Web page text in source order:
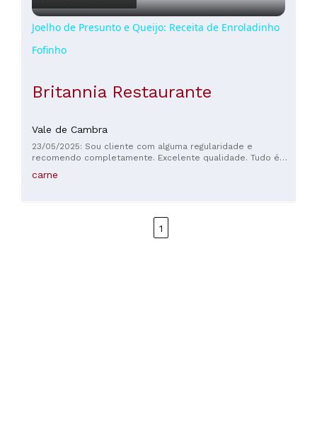
Joelho de Presunto e Queijo: Receita de Enroladinho
Fofinho
Britannia Restaurante
Vale de Cambra
23/05/2025: Sou cliente com alguma regularidade e
recomendo completamente. Excelente qualidade. Tudo é
conheço .
carne
1